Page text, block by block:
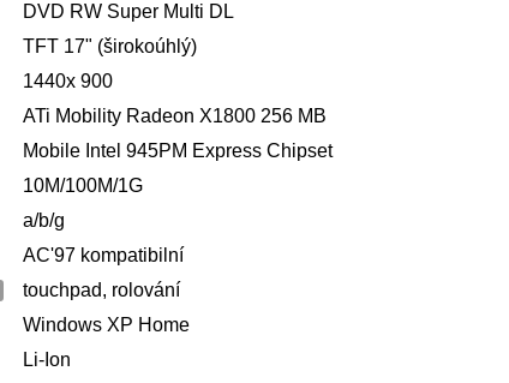
DVD RW Super Multi DL
TFT 17" (širokoúhlý)
1440x 900
ATi Mobility Radeon X1800 256 MB
Mobile Intel 945PM Express Chipset
10M/100M/1G
a/b/g
AC'97 kompatibilní
touchpad, rolování
Windows XP Home
Li-Ion